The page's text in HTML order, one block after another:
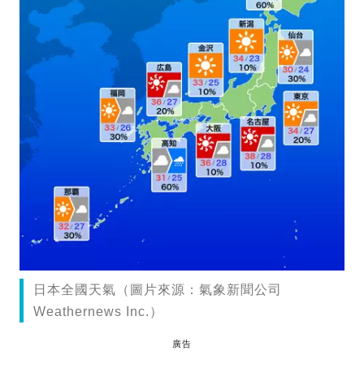
日本全國天氣（圖片來源：氣象新聞公司
Weathernews Inc.）
廣告